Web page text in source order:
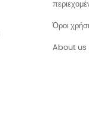
Όροι
About us